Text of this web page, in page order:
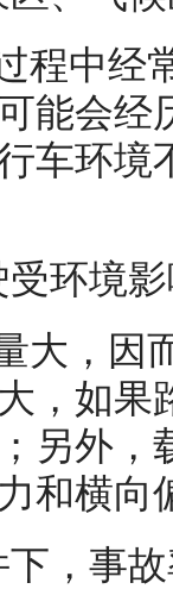
程中经
能会经
车环境
环境
大，因
，如果
另外，
和横向
，事